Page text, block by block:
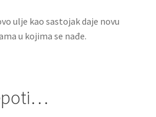
ulje kao sastojak daje novu
u kojima se nađe.